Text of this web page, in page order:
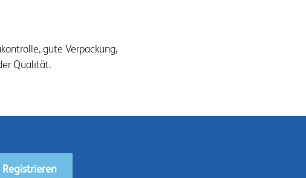
gute Verpackung,
Qualität.
Registrieren